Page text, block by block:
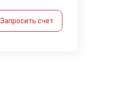
Запросить счет